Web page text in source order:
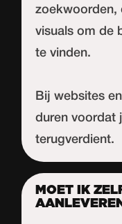
zoekwoorden,
visuals om de
te vinden.
Bij websites
duren voordat
terugverdient.
MOET IK